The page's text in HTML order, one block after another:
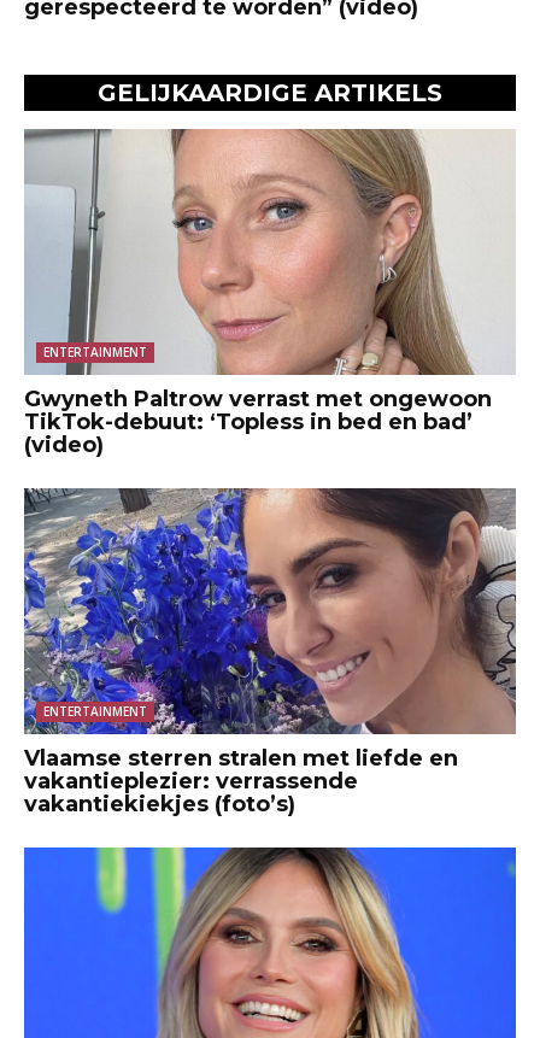
gerespecteerd te worden” (video)
GELIJKAARDIGE ARTIKELS
ENTERTAINMENT
Gwyneth Paltrow verrast met ongewoon
TikTok-debuut: ‘Topless in bed en bad’
(video)
ENTERTAINMENT
Vlaamse sterren stralen met liefde en
vakantieplezier: verrassende
vakantiekiekjes (foto’s)